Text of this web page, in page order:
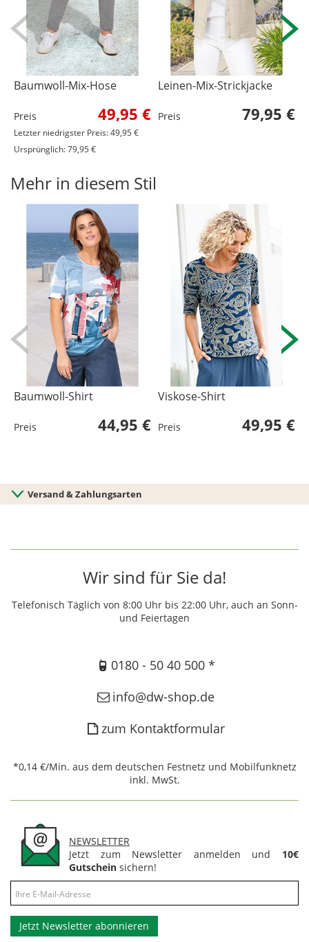
Baumwoll-Mix-Hose
Preis 49,95 €
Letzter niedrigster Preis: 49,95 €
Ursprünglich: 79,95 €
Leinen-Mix-Strickjacke
Preis 79,95 €
Mehr in diesem Stil
Baumwoll-Shirt
Preis 44,95 €
Viskose-Shirt
Preis 49,95 €
Versand & Zahlungsarten
Wir sind für Sie da!
Telefonisch Täglich von 8:00 Uhr bis 22:00 Uhr, auch an Sonn-
und Feiertagen
0180 - 50 40 500 *
info@dw-shop.de
zum Kontaktformular
*0,14 €/Min. aus dem deutschen Festnetz und Mobilfunknetz
inkl. MwSt.
NEWSLETTER
Jetzt zum Newsletter anmelden und 10€
Gutschein sichern!
Jetzt Newsletter abonnieren